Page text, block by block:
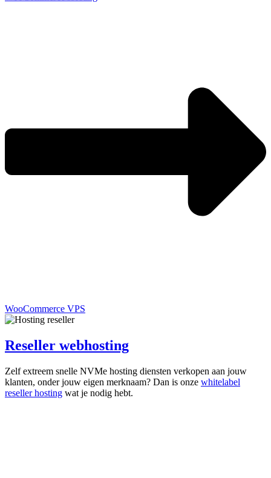
WooCommerce VPS
Reseller webhosting
Zelf extreem snelle NVMe hosting diensten verkopen aan jouw
klanten, onder jouw eigen merknaam? Dan is onze whitelabel
reseller hosting wat je nodig hebt.